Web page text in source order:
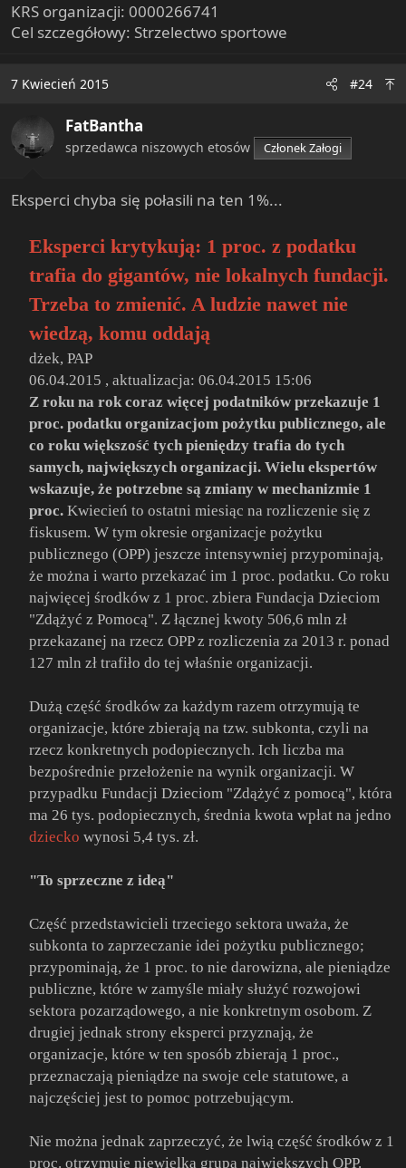
KRS organizacji: 0000266741
Cel szczegółowy: Strzelectwo sportowe
7 Kwiecień 2015 #24
FatBantha
sprzedawca niszowych etosów Członek Załogi
Eksperci chyba się połasili na ten 1%...
Eksperci krytykują: 1 proc. z podatku
trafia do gigantów, nie lokalnych fundacji.
Trzeba to zmienić. A ludzie nawet nie
wiedzą, komu oddają
dżek, PAP
06.04.2015 , aktualizacja: 06.04.2015 15:06
Z roku na rok coraz więcej podatników przekazuje 1
proc. podatku organizacjom pożytku publicznego, ale
co roku większość tych pieniędzy trafia do tych
samych, największych organizacji. Wielu ekspertów
wskazuje, że potrzebne są zmiany w mechanizmie 1
proc. Kwiecień to ostatni miesiąc na rozliczenie się z
fiskusem. W tym okresie organizacje pożytku
publicznego (OPP) jeszcze intensywniej przypominają,
że można i warto przekazać im 1 proc. podatku. Co roku
najwięcej środków z 1 proc. zbiera Fundacja Dzieciom
"Zdążyć z Pomocą". Z łącznej kwoty 506,6 mln zł
przekazanej na rzecz OPP z rozliczenia za 2013 r. ponad
127 mln zł trafiło do tej właśnie organizacji.
Dużą część środków za każdym razem otrzymują te
organizacje, które zbierają na tzw. subkonta, czyli na
rzecz konkretnych podopiecznych. Ich liczba ma
bezpośrednie przełożenie na wynik organizacji. W
przypadku Fundacji Dzieciom "Zdążyć z pomocą", która
ma 26 tys. podopiecznych, średnia kwota wpłat na jedno
dziecko wynosi 5,4 tys. zł.
"To sprzeczne z ideą"
Część przedstawicieli trzeciego sektora uważa, że
subkonta to zaprzeczanie idei pożytku publicznego;
przypominają, że 1 proc. to nie darowizna, ale pieniądze
publiczne, które w zamyśle miały służyć rozwojowi
sektora pozarządowego, a nie konkretnym osobom. Z
drugiej jednak strony eksperci przyznają, że
organizacje, które w ten sposób zbierają 1 proc.,
przeznaczają pieniądze na swoje cele statutowe, a
najczęściej jest to pomoc potrzebującym.
Nie można jednak zaprzeczyć, że lwią część środków z 1
proc. otrzymuje niewielka grupa największych OPP.